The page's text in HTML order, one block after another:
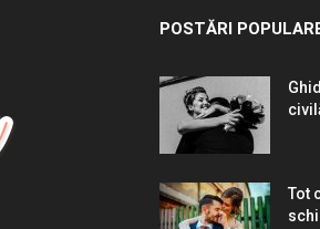
POSTĂRI
Tot